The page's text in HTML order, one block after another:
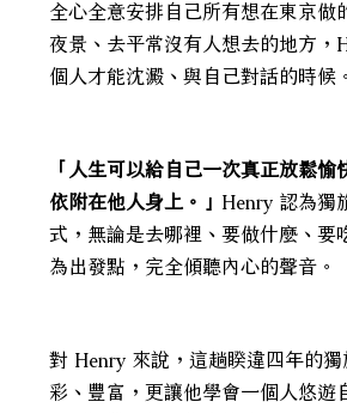
全心全意安排自己所有想在東京做
夜景、去平常沒有人想去的地方，
個人才能沈澱、與自己對話的時候。
「人生可以給自己一次真正放鬆愉
依附在他人身上。」 Henry 認為獨
式，無論是去哪裡、要做什麼、要
為出發點，完全傾聽內心的聲音。
對 Henry 來說，這趟睽違四年的
彩、豐富，更讓他學會一個人悠遊